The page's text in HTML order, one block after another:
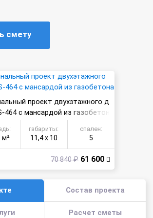
смету
проект двухэтажного д
464 с мансардой из газобетон
м²
габариты:
11,4 х 10
спален:
5
70 840 ₽ 61 600
Состав проекта
Расчет сметы